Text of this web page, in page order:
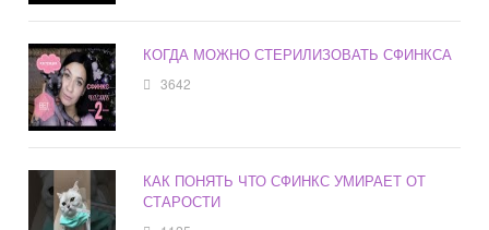
КОГДА МОЖНО СТЕРИЛИЗОВАТЬ СФИНКСА
3642
КАК ПОНЯТЬ ЧТО СФИНКС УМИРАЕТ ОТ
СТАРОСТИ